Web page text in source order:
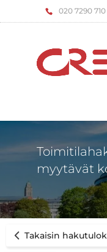
‌020 7290 710
myytävät
Takaisin